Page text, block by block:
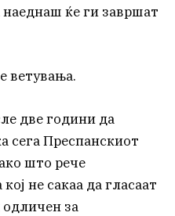
наеднаш ќе ги завршат
ветувања.
две години да
сега Преспанскиот
што рече
не сакаа да гласаат
за